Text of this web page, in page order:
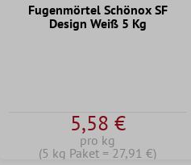
Fugenmörtel Schönox SF
Design Weiß 5 Kg
5,58 €
pro kg
(5 kg Paket = 27,91 €)